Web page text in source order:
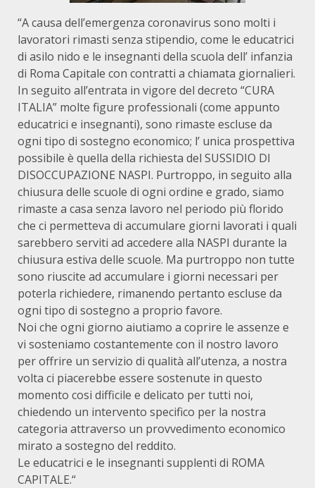
“A causa dell’emergenza coronavirus sono molti i
lavoratori rimasti senza stipendio, come le educatrici
di asilo nido e le insegnanti della scuola dell’ infanzia
di Roma Capitale con contratti a chiamata giornalieri.
In seguito all’entrata in vigore del decreto “CURA
ITALIA” molte figure professionali (come appunto
educatrici e insegnanti), sono rimaste escluse da
ogni tipo di sostegno economico; l’ unica prospettiva
possibile è quella della richiesta del SUSSIDIO DI
DISOCCUPAZIONE NASPI. Purtroppo, in seguito alla
chiusura delle scuole di ogni ordine e grado, siamo
rimaste a casa senza lavoro nel periodo più florido
che ci permetteva di accumulare giorni lavorati i quali
sarebbero serviti ad accedere alla NASPI durante la
chiusura estiva delle scuole. Ma purtroppo non tutte
sono riuscite ad accumulare i giorni necessari per
poterla richiedere, rimanendo pertanto escluse da
ogni tipo di sostegno a proprio favore.
Noi che ogni giorno aiutiamo a coprire le assenze e
vi sosteniamo costantemente con il nostro lavoro
per offrire un servizio di qualità all’utenza, a nostra
volta ci piacerebbe essere sostenute in questo
momento cosi difficile e delicato per tutti noi,
chiedendo un intervento specifico per la nostra
categoria attraverso un provvedimento economico
mirato a sostegno del reddito.
Le educatrici e le insegnanti supplenti di ROMA
CAPITALE.“